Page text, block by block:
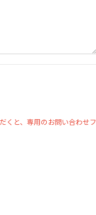
くと、専用のお問い合わせフ